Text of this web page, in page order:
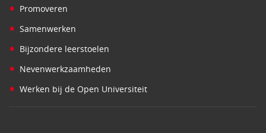
• Promoveren
• Samenwerken
• Bijzondere leerstoelen
• Nevenwerkzaamheden
• Werken bij de Open Universiteit